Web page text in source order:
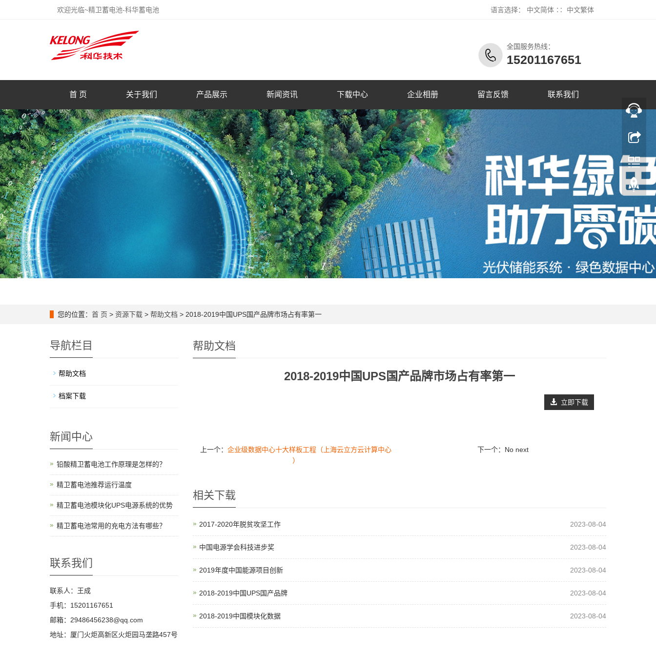
欢迎光临~精卫蓄电池-科华蓄电池 语言选择： 中文简体 ∷ 中文繁体
全国服务热线：
15201167651
首 页 关于我们 产品展示 新闻资讯 下载中心 企业相册 留言反馈 联系我们
您的位置： 首 页 > 资源下载 > 帮助文档 > 2018-2019中国UPS国产品牌市场占有率第一
帮助文档
2018-2019中国UPS国产品牌市场占有率第一
立即下载
上一个：企业级数据中心十大样板工程（上海云立方云计算中心
）
下一个：No next
相关下载
2017-2020年脱贫攻坚工作 2023-08-04
中国电源学会科技进步奖 2023-08-04
2019年度中国能源项目创新 2023-08-04
2018-2019中国UPS国产品牌 2023-08-04
2018-2019中国模块化数据 2023-08-04
导航栏目
帮助文档
档案下载
新闻中心
铅酸精卫蓄电池工作原理是怎样的？
精卫蓄电池推荐运行温度
精卫蓄电池模块化UPS电源系统的优势
精卫蓄电池常用的充电方法有哪些？
联系我们
联系人：王成
手机：15201167651
邮箱：29486456238@qq.com
地址：厦门火炬高新区火炬园马垄路457号